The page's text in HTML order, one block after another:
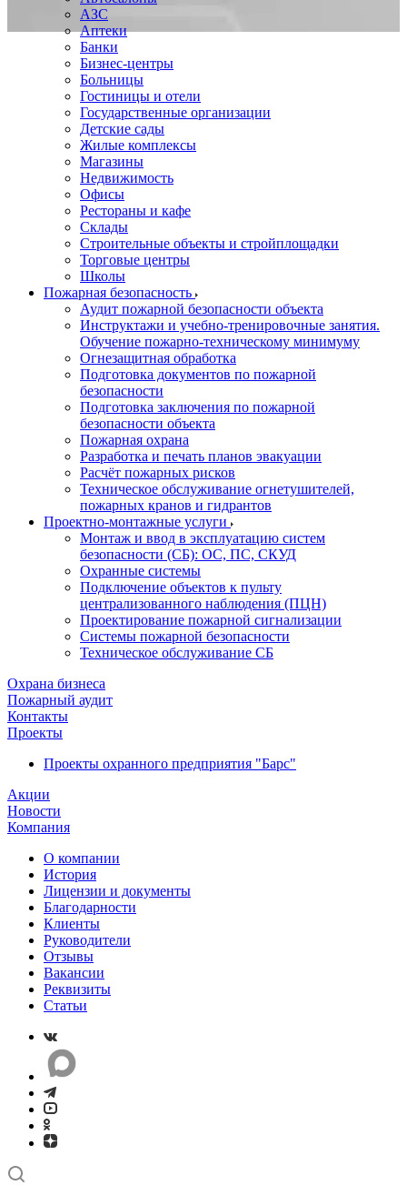
АЗС
Аптеки
Банки
Бизнес-центры
Больницы
Гостиницы и отели
Государственные организации
Детские сады
Жилые комплексы
Магазины
Недвижимость
Офисы
Рестораны и кафе
Склады
Строительные объекты и стройплощадки
Торговые центры
Школы
Пожарная безопасность
Аудит пожарной безопасности объекта
Инструктажи и учебно-тренировочные занятия.
Обучение пожарно-техническому минимуму
Огнезащитная обработка
Подготовка документов по пожарной
безопасности
Подготовка заключения по пожарной
безопасности объекта
Пожарная охрана
Разработка и печать планов эвакуации
Расчёт пожарных рисков
Техническое обслуживание огнетушителей,
пожарных кранов и гидрантов
Проектно-монтажные услуги
Монтаж и ввод в эксплуатацию систем
безопасности (СБ): ОС, ПС, СКУД
Охранные системы
Подключение объектов к пульту
централизованного наблюдения (ПЦН)
Проектирование пожарной сигнализации
Системы пожарной безопасности
Техническое обслуживание СБ
Охрана бизнеса
Пожарный аудит
Контакты
Проекты
Проекты охранного предприятия "Барс"
Акции
Новости
Компания
О компании
История
Лицензии и документы
Благодарности
Клиенты
Руководители
Отзывы
Вакансии
Реквизиты
Статьи